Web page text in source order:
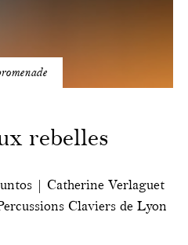
rebelles
| Catherine Verlaguet
Claviers de Lyon